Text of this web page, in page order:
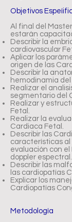
Objetivos
Al final del
estarán
Describir la
cardiovascular
Aplicar los
origen de las
Describir la
hemodinamia
Realizar el
segmentario del
Realizar y
Fetal.
Realizar la
Cardiaca Fetal.
Describir las
características al
evaluación con el
doppler espectral.
Describir las
las cardiopatías
Explicar los
Cardiopatías
Metodología